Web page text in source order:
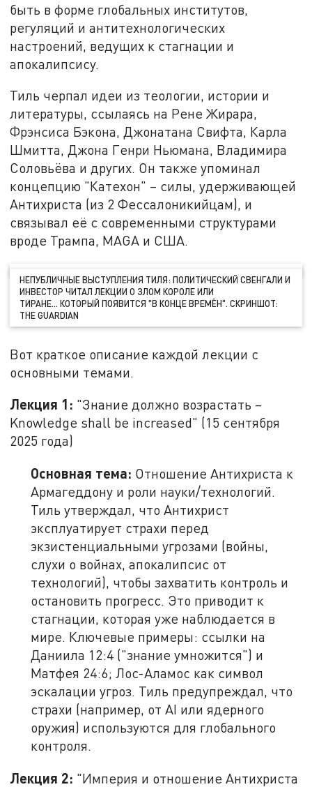
быть в форме глобальных институтов,
регуляций и антитехнологических
настроений, ведущих к стагнации и
апокалипсису.
Тиль черпал идеи из теологии, истории и
литературы, ссылаясь на Рене Жирара,
Фрэнсиса Бэкона, Джонатана Свифта, Карла
Шмитта, Джона Генри Ньюмана, Владимира
Соловьёва и других. Он также упоминал
концепцию "Катехон" – силы, удерживающей
Антихриста (из 2 Фессалоникийцам), и
связывал её с современными структурами
вроде Трампа, MAGA и США.
НЕПУБЛИЧНЫЕ ВЫСТУПЛЕНИЯ ТИЛЯ: ПОЛИТИЧЕСКИЙ СВЕНГАЛИ И
ИНВЕСТОР ЧИТАЛ ЛЕКЦИИ О ЗЛОМ КОРОЛЕ ИЛИ
ТИРАНЕ… КОТОРЫЙ ПОЯВИТСЯ "В КОНЦЕ ВРЕМЁН". СКРИНШОТ:
THE GUARDIAN
Вот краткое описание каждой лекции с
основными темами.
Лекция 1: "Знание должно возрастать –
Knowledge shall be increased" (15 сентября
2025 года)
Основная тема: Отношение Антихриста к
Армагеддону и роли науки/технологий.
Тиль утверждал, что Антихрист
эксплуатирует страхи перед
экзистенциальными угрозами (войны,
слухи о войнах, апокалипсис от
технологий), чтобы захватить контроль и
остановить прогресс. Это приводит к
стагнации, которая уже наблюдается в
мире. Ключевые примеры: ссылки на
Даниила 12:4 ("знание умножится") и
Матфея 24:6; Лос-Аламос как символ
эскалации угроз. Тиль предупреждал, что
страхи (например, от AI или ядерного
оружия) используются для глобального
контроля.
Лекция 2: "Империя и отношение Антихриста